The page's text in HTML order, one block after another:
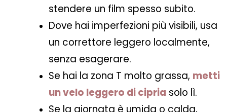
stendere un film spesso subito.
Dove hai imperfezioni più visibili, usa
un correttore leggero localmente,
senza esagerare.
Se hai la zona T molto grassa, metti
un velo leggero di cipria solo lì.
Se la giornata è umida o calda,